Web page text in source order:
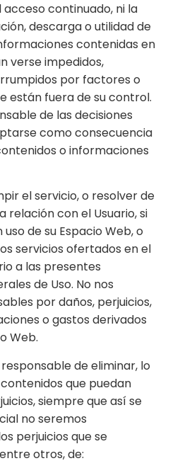
acceso continuado, ni la
descarga o utilidad de
contenidas en
verse impedidos,
por factores o
están fuera de su control.
de las decisiones
como consecuencia
o informaciones
el servicio, o resolver de
relación con el Usuario, si
de su Espacio Web, o
servicios ofertados en el
a las presentes
de Uso. No nos
por daños, perjuicios,
o gastos derivados
Web.
de eliminar, lo
que puedan
siempre que así se
no seremos
perjuicios que se
otros, de: